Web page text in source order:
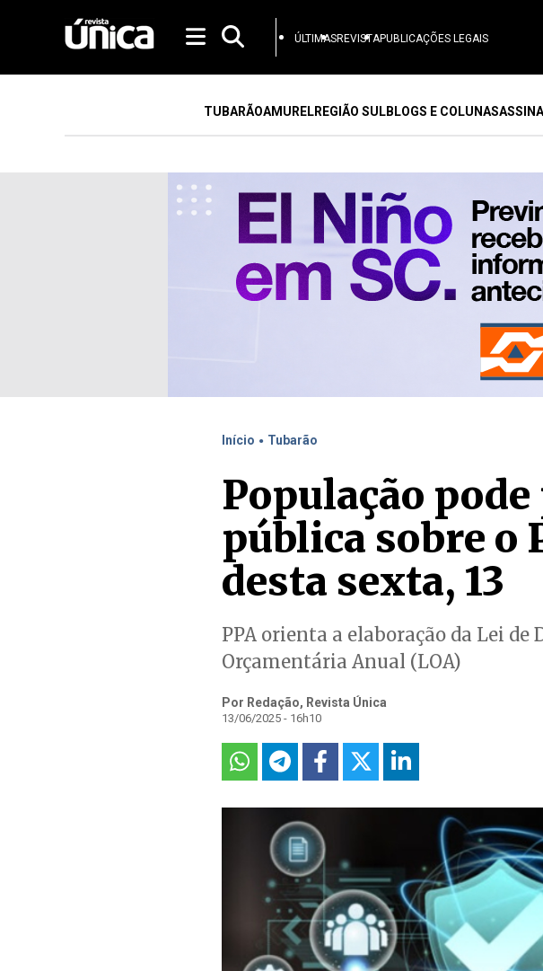
ÚLTIMASREVISTAPUBLICAÇÕES LEGAIS
TUBARÃOAMURELREGIÃO SULBLOGS E COLUNAS
Início . Tubarão
População
pública sobre o
desta sexta, 13
PPA orienta a elaboração da Lei
Orçamentária Anual (LOA)
Por Redação, Revista Única
13/06/2025 - 16h10